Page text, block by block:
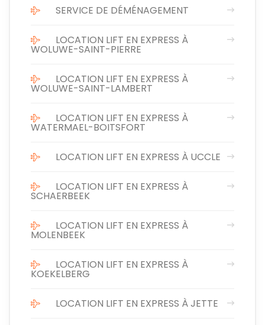
SERVICE DE DÉMÉNAGEMENT
LOCATION LIFT EN EXPRESS À
WOLUWE-SAINT-PIERRE
LOCATION LIFT EN EXPRESS À
WOLUWE-SAINT-LAMBERT
LOCATION LIFT EN EXPRESS À
WATERMAEL-BOITSFORT
LOCATION LIFT EN EXPRESS À UCCLE
LOCATION LIFT EN EXPRESS À
SCHAERBEEK
LOCATION LIFT EN EXPRESS À
MOLENBEEK
LOCATION LIFT EN EXPRESS À
KOEKELBERG
LOCATION LIFT EN EXPRESS À JETTE